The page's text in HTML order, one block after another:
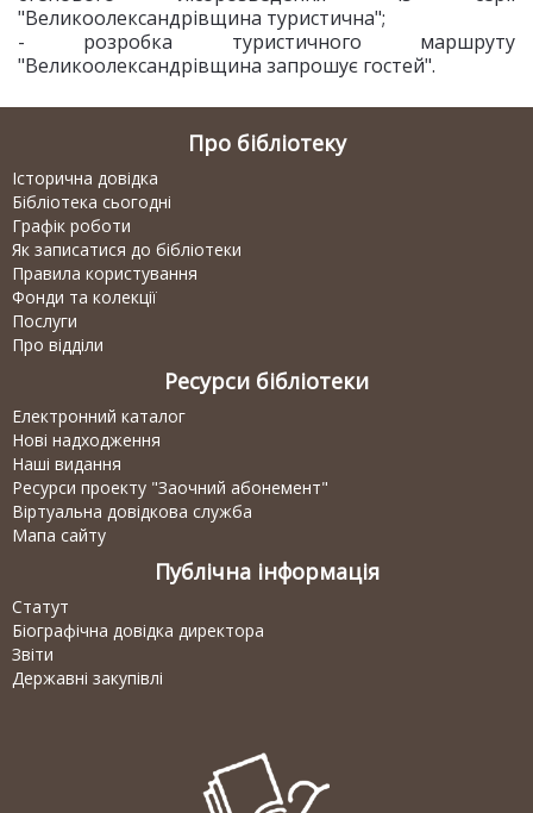
"Великоолександрівщина туристична";
- розробка туристичного маршруту
"Великоолександрівщина запрошує гостей".
Про бібліотеку
Історична довідка
Бібліотека сьогодні
Графік роботи
Як записатися до бібліотеки
Правила користування
Фонди та колекції
Послуги
Про відділи
Ресурси бібліотеки
Електронний каталог
Нові надходження
Наші видання
Ресурси проекту "Заочний абонемент"
Віртуальна довідкова служба
Мапа сайту
Публічна інформація
Статут
Біографічна довідка директора
Звіти
Державні закупівлі